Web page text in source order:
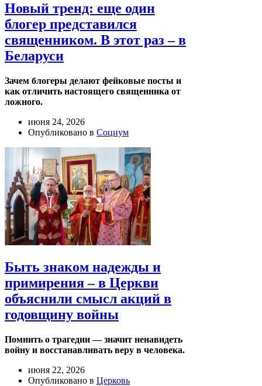
Новый тренд: еще один
блогер представился
священником. В этот раз – в
Беларуси
Зачем блогеры делают фейковые посты и
как отличить настоящего священника от
ложного.
июня 24, 2026
Опубликовано в Социум
Быть знаком надежды и
примирения – в Церкви
объяснили смысл акций в
годовщину войны
Помнить о трагедии — значит ненавидеть
войну и восстанавливать веру в человека.
июня 22, 2026
Опубликовано в Церковь